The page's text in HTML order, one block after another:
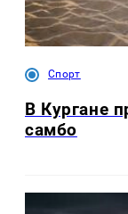
Спорт
В Кургане
самбо